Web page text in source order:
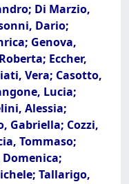
Di Marzio,
Dario;
Genova,
Eccher,
Vera; Casotto,
Lucia;
Alessia;
Gabriella; Cozzi,
Tommaso;
Domenica;
Tallarigo,